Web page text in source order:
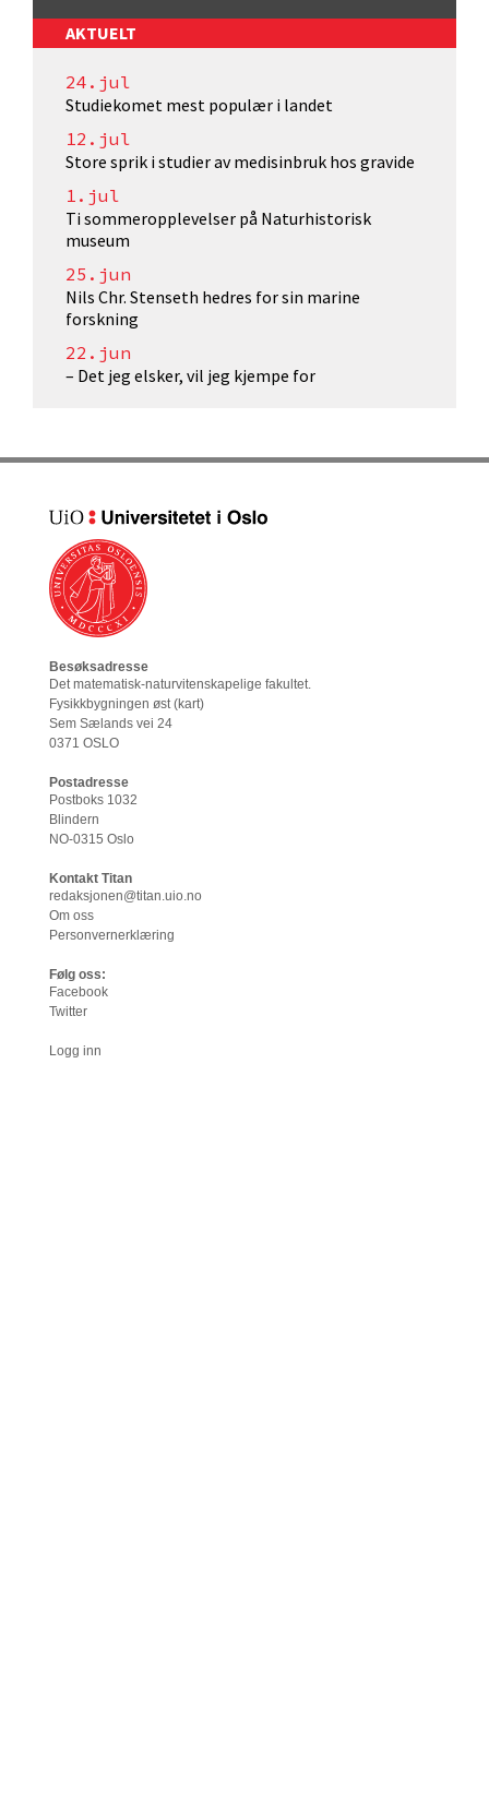
AKTUELT
24.jul
Studiekomet mest populær i landet
12.jul
Store sprik i studier av medisinbruk hos gravide
1.jul
Ti sommeropplevelser på Naturhistorisk
museum
25.jun
Nils Chr. Stenseth hedres for sin marine
forskning
22.jun
– Det jeg elsker, vil jeg kjempe for
Besøksadresse
Det matematisk-naturvitenskapelige fakultet.
Fysikkbygningen øst (kart)
Sem Sælands vei 24
0371 OSLO
Postadresse
Postboks 1032
Blindern
NO-0315 Oslo
Kontakt Titan
redaksjonen@titan.uio.no
Om oss
Personvernerklæring
Følg oss:
Facebook
Twitter
Logg inn